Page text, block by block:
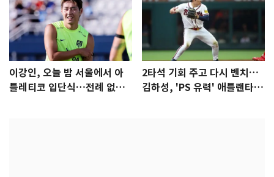
이강인, 오늘 밤 서울에서 아
틀레티코 입단식…전례 없는
2타석 기회 주고 다시 벤치…
김하성, 'PS 유력' 애틀랜타에